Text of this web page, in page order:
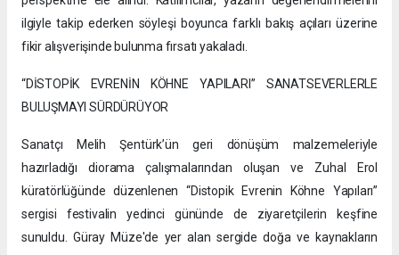
ilgiyle takip ederken söyleşi boyunca farklı bakış açıları üzerine
fikir alışverişinde bulunma fırsatı yakaladı.
“DİSTOPİK EVRENİN KÖHNE YAPILARI” SANATSEVERLERLE
BULUŞMAYI SÜRDÜRÜYOR
Sanatçı Melih Şentürk’ün geri dönüşüm malzemeleriyle
hazırladığı diorama çalışmalarından oluşan ve Zuhal Erol
küratörlüğünde düzenlenen “Distopik Evrenin Köhne Yapıları”
sergisi festivalin yedinci gününde de ziyaretçilerin keşfine
sunuldu. Güray Müze'de yer alan sergide doğa ve kaynakların